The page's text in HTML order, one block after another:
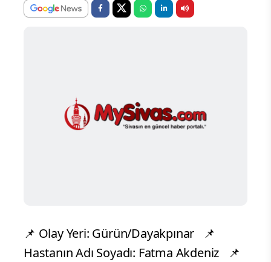
📌 Olay Yeri: Gürün/Dayakpınar 📌
Hastanın Adı Soyadı: Fatma Akdeniz 📌